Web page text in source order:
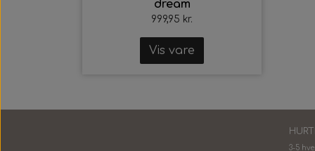
dream
999,95 kr.
Vis vare
3-5